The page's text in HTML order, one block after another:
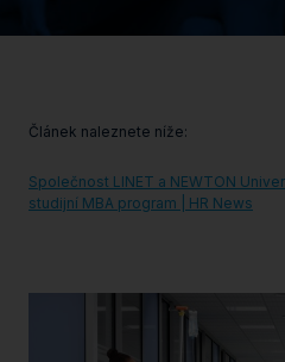
Článek naleznete níže:
Společnost LINET a NEWTON
studijní MBA program | HR News